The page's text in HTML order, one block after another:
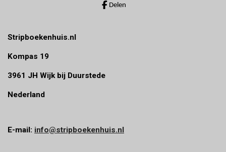
Delen
Stripboekenhuis.nl
Kompas 19
3961 JH Wijk bij Duurstede
Nederland
E-mail: info@stripboekenhuis.nl